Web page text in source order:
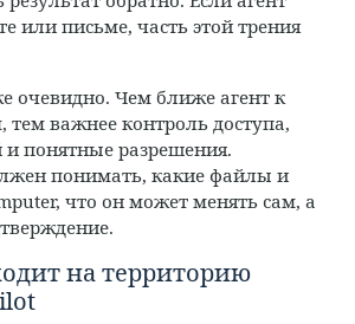
или письме, часть этой трения
очевидно. Чем ближе агент к
важнее контроль доступа,
понятные разрешения.
понимать, какие файлы и
что он может менять сам, а
на территорию